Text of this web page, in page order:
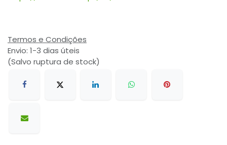
Termos e Condições
Envio: 1-3 dias úteis
(Salvo ruptura de stock)